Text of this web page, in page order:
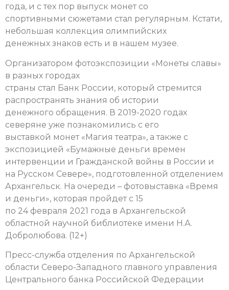
года, и с тех пор выпуск монет со
спортивными сюжетами стал регулярным. Кстати,
небольшая коллекция олимпийских
денежных знаков есть и в нашем музее.
Организатором фотоэкспозиции «Монеты славы»
в разных городах
страны стал Банк России, который стремится
распространять знания об истории
денежного обращения. В 2019-2020 годах
северяне уже познакомились с его
выставкой монет «Магия театра», а также с
экспозицией «Бумажные деньги времен
интервенции и Гражданской войны в России и
на Русском Севере», подготовленной отделением
Архангельск. На очереди – фотовыставка «Время
и деньги», которая пройдет с 15
по 24 февраля 2021 года в Архангельской
областной научной библиотеке имени Н.А.
Добролюбова. (12+)
Пресс-служба отделения по Архангельской
области Северо-Западного главного управления
Центрального банка Российской Федерации